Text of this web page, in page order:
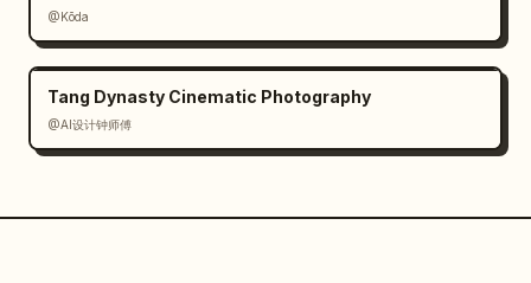
@Kōda
Tang Dynasty Cinematic Photography
@AI设计钟师傅